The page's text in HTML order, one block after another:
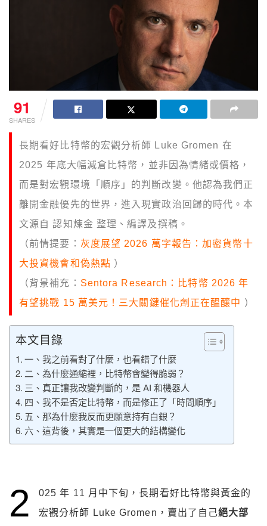
91
SHARES
長期看好比特幣的宏觀分析師 Luke Gromen 在
2025 年底大幅減倉比特幣，並非因為情緒或價格，
而是對宏觀環境「順序」的判斷改變。他認為我們正
離開金融優先的世界，進入現實政治回歸的時代。本
文源自 認知煉金 整理、編譯及撰稿。
（前情提要： 灰度展望 2026 萬字報告：加密貨幣十
大投資機會和偽熱點 ）
（背景補充： Sentora Research：比特幣 2026 年
有望挑戰 15 萬美元！三大關鍵催化劑正在醞釀中 ）
本文目錄
一、我之前看對了什麼，也看錯了什麼
二、為什麼通縮裡，比特幣會變得脆弱？
三、真正讓我改變判斷的，是 AI 和機器人
四、我不是否定比特幣，而是修正了「時間順序」
五、那為什麼我反而更願意持有白銀？
六、這背後，其實是一個更大的結構變化
2
025 年 11 月中下旬，長期看好比特幣與黃金的
宏觀分析師 Luke Gromen，賣出了自己絕大部